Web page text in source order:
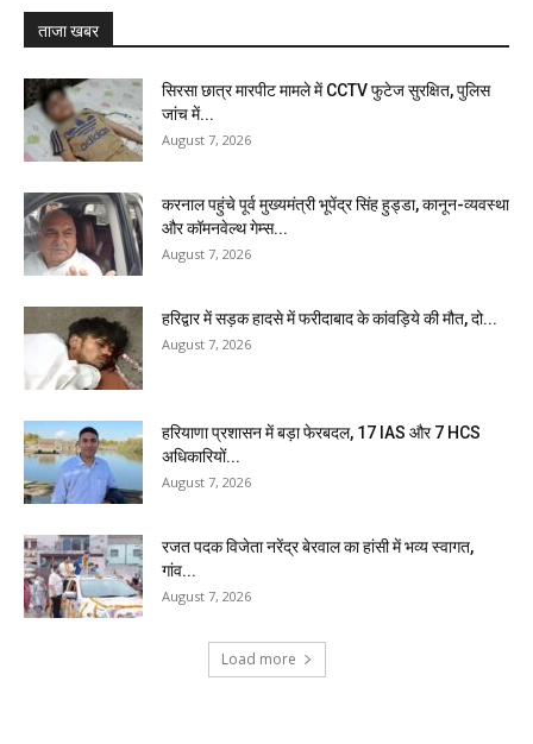
ताजा खबर
सिरसा छात्र मारपीट मामले में CCTV फुटेज सुरक्षित, पुलिस
जांच में...
August 7, 2026
करनाल पहुंचे पूर्व मुख्यमंत्री भूपेंद्र सिंह हुड्डा, कानून-व्यवस्था
और कॉमनवेल्थ गेम्स...
August 7, 2026
हरिद्वार में सड़क हादसे में फरीदाबाद के कांवड़िये की मौत, दो...
August 7, 2026
हरियाणा प्रशासन में बड़ा फेरबदल, 17 IAS और 7 HCS
अधिकारियों...
August 7, 2026
रजत पदक विजेता नरेंद्र बेरवाल का हांसी में भव्य स्वागत,
गांव...
August 7, 2026
Load more